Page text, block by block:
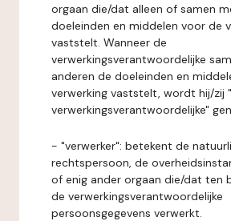
orgaan die/dat alleen of samen
doeleinden en middelen voor de
vaststelt. Wanneer de
verwerkingsverantwoordelijke
anderen de doeleinden en
verwerking vaststelt, wordt hij/zij
verwerkingsverantwoordelijke"
- "verwerker": betekent de
rechtspersoon, de
of enig ander orgaan die/dat ten
de verwerkingsverantwoordelijke
persoonsgegevens verwerkt.